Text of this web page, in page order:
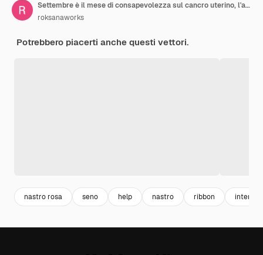
Settembre è il mese di consapevolezza sul cancro uterino, l'assistenza sanitaria e il concetto di Giornata mondiale del cancro.
roksanaworks
Potrebbero piacerti anche questi vettori.
nastro rosa seno help nastro ribbon